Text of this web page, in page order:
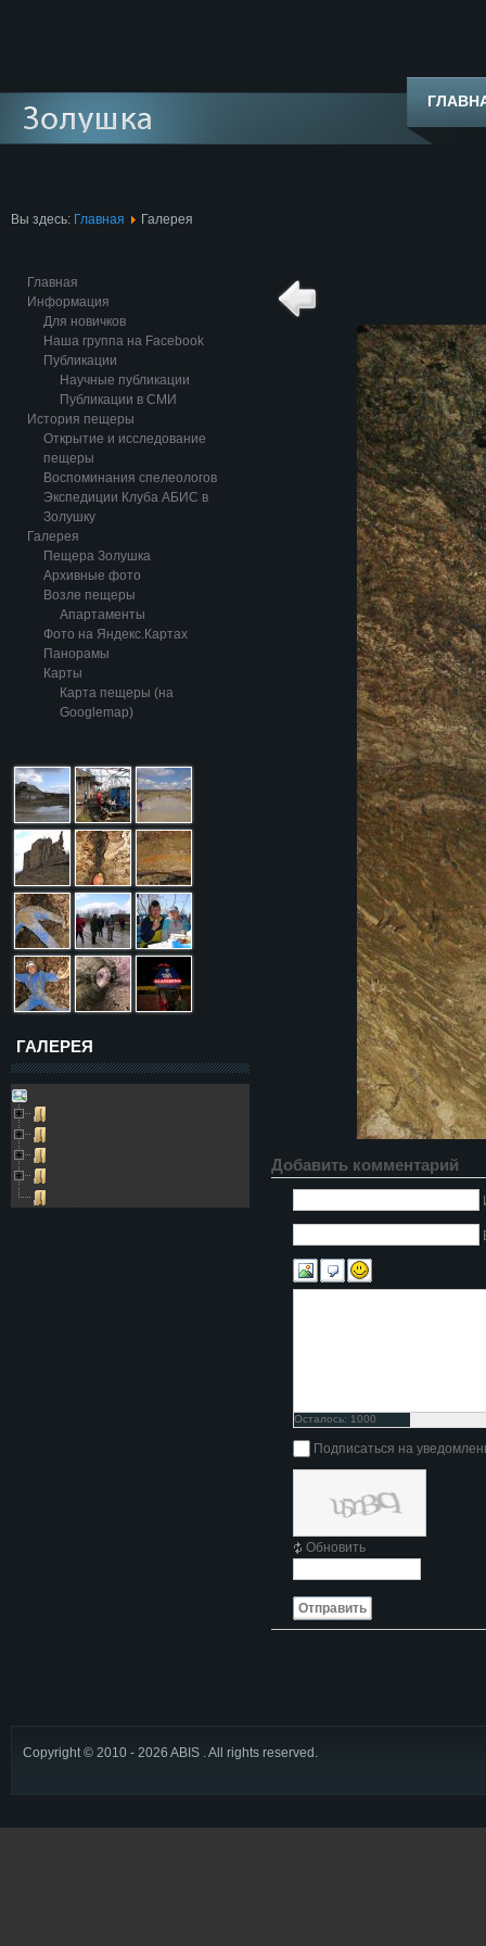
Вы здесь: Главная Галерея
Главная
Информация
Для новичков
Наша группа на Facebook
Публикации
Научные публикации
Публикации в СМИ
История пещеры
Открытие и исследование
пещеры
Воспоминания спелеологов
Экспедиции Клуба АБИС в
Золушку
Галерея
Пещера Золушка
Архивные фото
Возле пещеры
Апартаменты
Фото на Яндекс.Картах
Панорамы
Карты
Карта пещеры (на
Googlemap)
ГАЛЕРЕЯ
Добавить комментарий
Осталось: 1000
символов
Подписаться на
Обновить
Отправить
Copyright © 2010 - 2026 ABIS . All rights reserved.